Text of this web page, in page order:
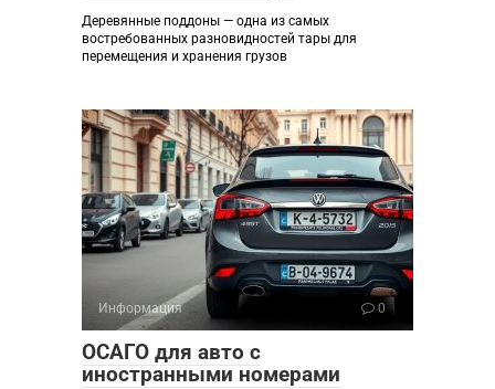
Деревянные поддоны — одна из самых
востребованных разновидностей тары для
перемещения и хранения грузов
Информация 0
ОСАГО для авто с
иностранными номерами